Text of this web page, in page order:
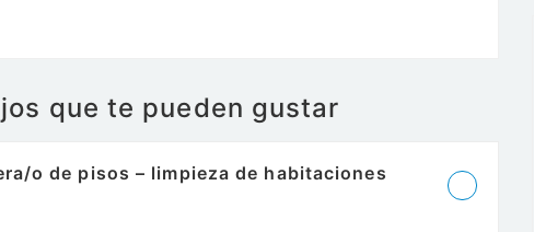
que te pueden gustar
o de pisos – limpieza de habitaciones